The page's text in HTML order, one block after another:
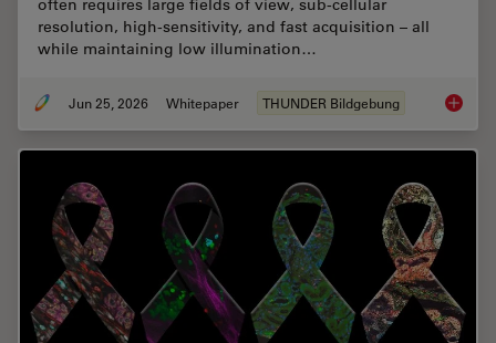
often requires large fields of view, sub-cellular
resolution, high-sensitivity, and fast acquisition – all
while maintaining low illumination…
Jun 25, 2026 Whitepaper THUNDER Bildgebung Fast,